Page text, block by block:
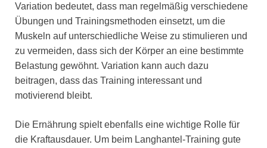
Variation bedeutet, dass man regelmäßig verschiedene
Übungen und Trainingsmethoden einsetzt, um die
Muskeln auf unterschiedliche Weise zu stimulieren und
zu vermeiden, dass sich der Körper an eine bestimmte
Belastung gewöhnt. Variation kann auch dazu
beitragen, dass das Training interessant und
motivierend bleibt.
Die Ernährung spielt ebenfalls eine wichtige Rolle für
die Kraftausdauer. Um beim Langhantel-Training gute